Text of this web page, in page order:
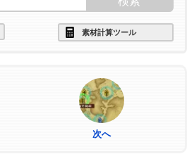
素材計算ツール
次へ